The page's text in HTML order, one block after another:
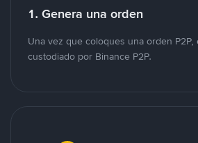
1. Genera una orden
Una vez que coloques una orden
custodiado por Binance P2P.